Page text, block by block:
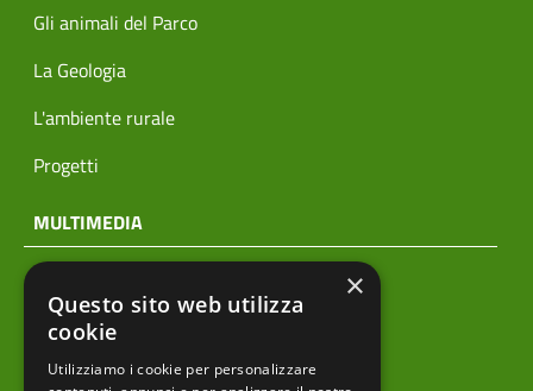
Gli animali del Parco
La Geologia
L'ambiente rurale
Progetti
MULTIMEDIA
Archivio news
Prodotti editoriali
×
Questo sito web utilizza
cookie
Utilizziamo i cookie per personalizzare